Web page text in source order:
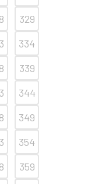
329
334
339
344
349
354
359